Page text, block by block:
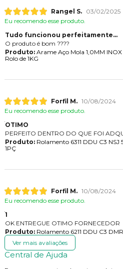
Rangel S.
03/02/2025
Eu recomendo esse produto.
Tudo funcionou perfeitamente...
O produto é bom ????
Produto:Arame Aço Mola 1,0MM
Rolo de 1KG
Forfil M. 10/08/2024
Eu recomendo esse produto.
OTIMO
PERFEITO DENTRO DO QUE FOI
Produto:Rolamento 6311 DDU C3 NSJ
1PÇ
Forfil M. 10/08/2024
Eu recomendo esse produto.
1
OK ENTREGUE OTIMO FORNECEDOR
Produto:Rolamento 6211 DDU C3 DMR
Ver mais avaliações
Central de Ajuda